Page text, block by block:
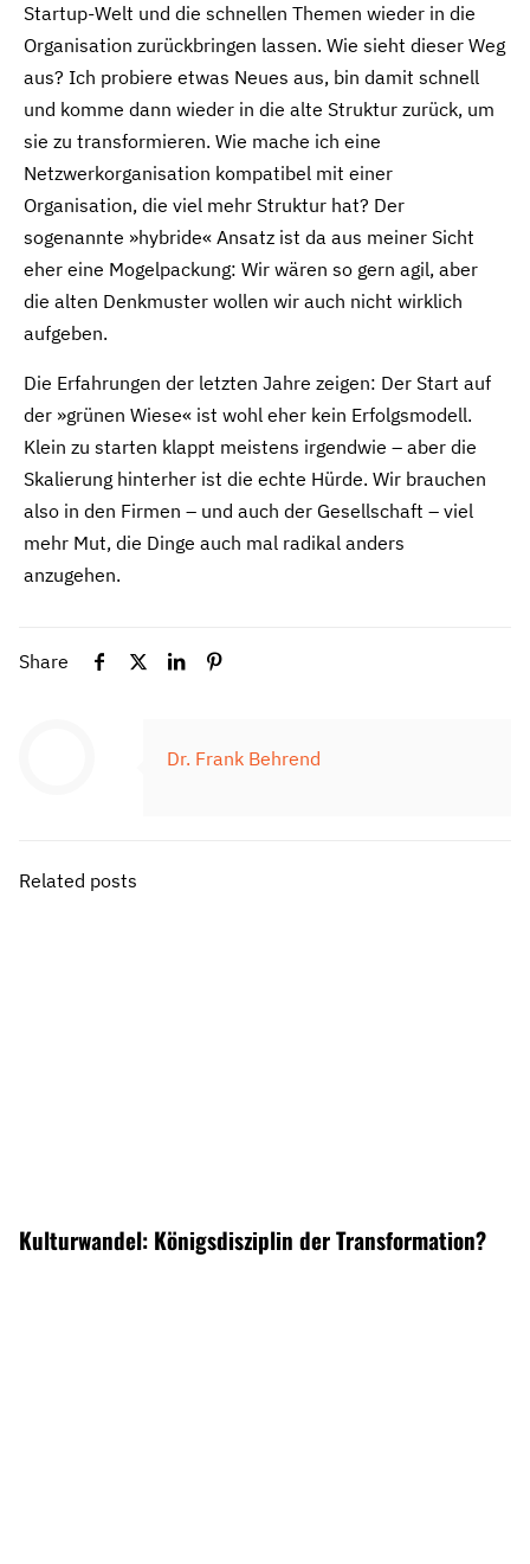
Startup-Welt und die schnellen Themen wieder in die
Organisation zurückbringen lassen. Wie sieht dieser Weg
aus? Ich probiere etwas Neues aus, bin damit schnell
und komme dann wieder in die alte Struktur zurück, um
sie zu transformieren. Wie mache ich eine
Netzwerkorganisation kompatibel mit einer
Organisation, die viel mehr Struktur hat? Der
sogenannte »hybride« Ansatz ist da aus meiner Sicht
eher eine Mogelpackung: Wir wären so gern agil, aber
die alten Denkmuster wollen wir auch nicht wirklich
aufgeben.
Die Erfahrungen der letzten Jahre zeigen: Der Start auf
der »grünen Wiese« ist wohl eher kein Erfolgsmodell.
Klein zu starten klappt meistens irgendwie – aber die
Skalierung hinterher ist die echte Hürde. Wir brauchen
also in den Firmen – und auch der Gesellschaft – viel
mehr Mut, die Dinge auch mal radikal anders
anzugehen.
Share
Dr. Frank Behrend
Related posts
Kulturwandel: Königsdisziplin der Transformation?